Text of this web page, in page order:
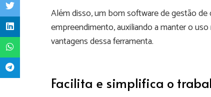
Além disso, um bom software de gestão
empreendimento, auxiliando a manter o
vantagens dessa ferramenta.
Facilita e simplifica o